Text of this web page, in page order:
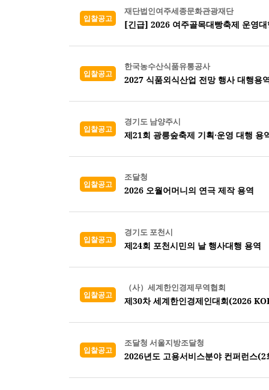
입찰공고
재단법인여주세종문화관광재단
[긴급] 2026 여주골목대빵축제 운영
입찰공고
한국농수산식품유통공사
2027 식품외식산업 전망 행사 대행용
입찰공고
경기도 남양주시
제21회 광릉숲축제 기획·운영 대행 용
입찰공고
조달청
2026 오월어머니의 연극 제작 용역
입찰공고
경기도 포천시
제24회 포천시민의 날 행사대행 용역
입찰공고
（사）세계한인경제무역협회
제30차 세계한인경제인대회(2026
입찰공고
조달청 서울지방조달청
2026년도 고용서비스분야 컨퍼런스